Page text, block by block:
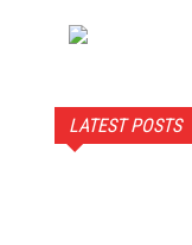
LATEST POSTS